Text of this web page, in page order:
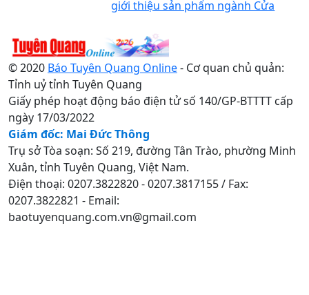
giới thiệu sản phẩm ngành Cửa
© 2020 Báo Tuyên Quang Online- Cơ quan chủ quản:
Tỉnh uỷ tỉnh Tuyên Quang
Giấy phép hoạt động báo điện tử số 140/GP-BTTTT cấp
ngày 17/03/2022
Giám đốc: Mai Đức Thông
Trụ sở Tòa soạn: Số 219, đường Tân Trào, phường Minh
Xuân, tỉnh Tuyên Quang, Việt Nam.
Điện thoại: 0207.3822820 - 0207.3817155 / Fax:
0207.3822821 - Email:
baotuyenquang.com.vn@gmail.com